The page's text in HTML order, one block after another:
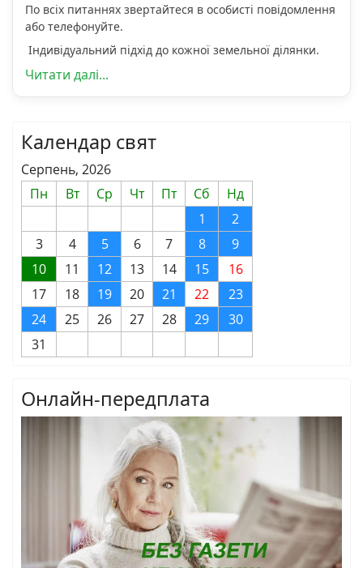
По всіх питаннях звертайтеся в особисті повідомлення
або телефонуйте.
Індивідуальний підхід до кожної земельної ділянки.
Читати далі...
Календар свят
Серпень, 2026
Пн
Вт Ср Чт Пт Сб
Нд
1
2
3
4 5 6 7 8
9
10
11 12 13 14 15
16
17
18 19 20 21 22
23
24
25 26 27 28 29
30
31
Онлайн-передплата